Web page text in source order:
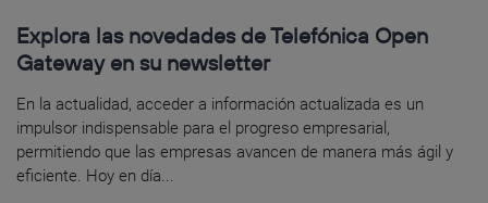
Explora las novedades de Telefónica Open
Gateway en su newsletter
En la actualidad, acceder a información actualizada es un
impulsor indispensable para el progreso empresarial,
permitiendo que las empresas avancen de manera más ágil y
eficiente. Hoy en día...